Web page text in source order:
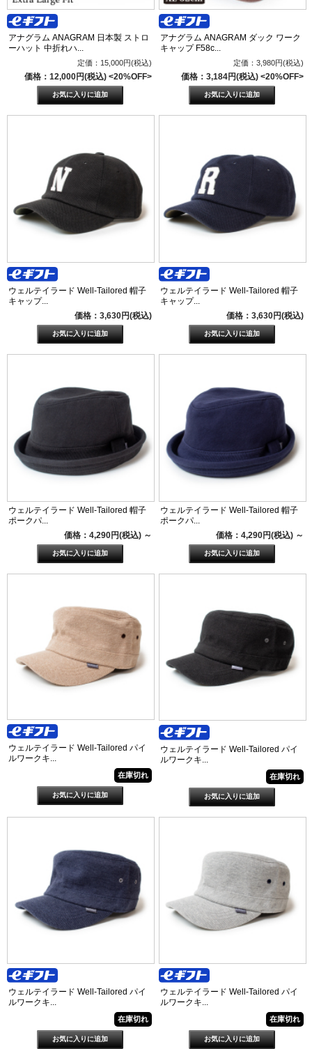
アナグラム ANAGRAM 日本製 ストロ
ーハット 中折れハ...
定価：15,000円(税込)
価格：12,000円(税込) <20%OFF>
アナグラム ANAGRAM ダック ワーク
キャップ F58c...
定価：3,980円(税込)
価格：3,184円(税込) <20%OFF>
ウェルテイラード Well-Tailored 帽子
キャップ...
価格：3,630円(税込)
ウェルテイラード Well-Tailored 帽子
キャップ...
価格：3,630円(税込)
ウェルテイラード Well-Tailored 帽子
ポークパ...
価格：4,290円(税込) ～
ウェルテイラード Well-Tailored 帽子
ポークパ...
価格：4,290円(税込) ～
ウェルテイラード Well-Tailored パイ
ルワークキ...
在庫切れ
ウェルテイラード Well-Tailored パイ
ルワークキ...
在庫切れ
ウェルテイラード Well-Tailored パイ
ルワークキ...
在庫切れ
ウェルテイラード Well-Tailored パイ
ルワークキ...
在庫切れ